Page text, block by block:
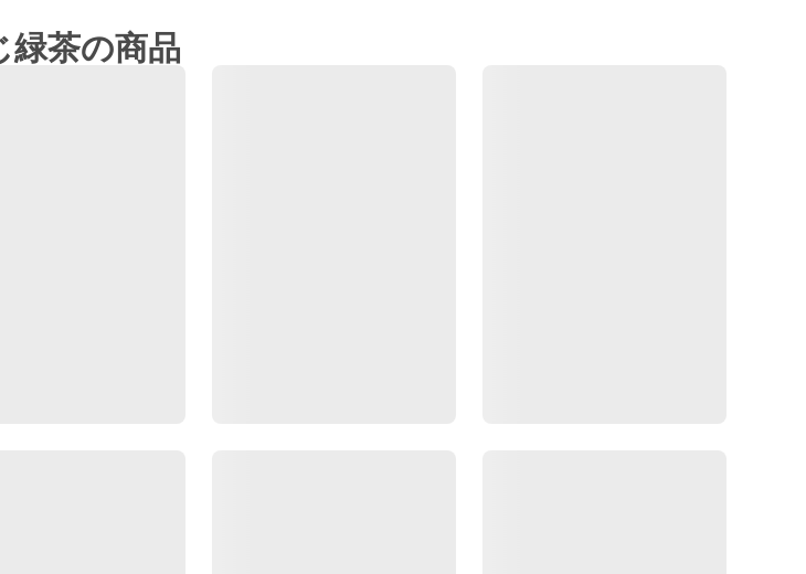
緑茶の商品